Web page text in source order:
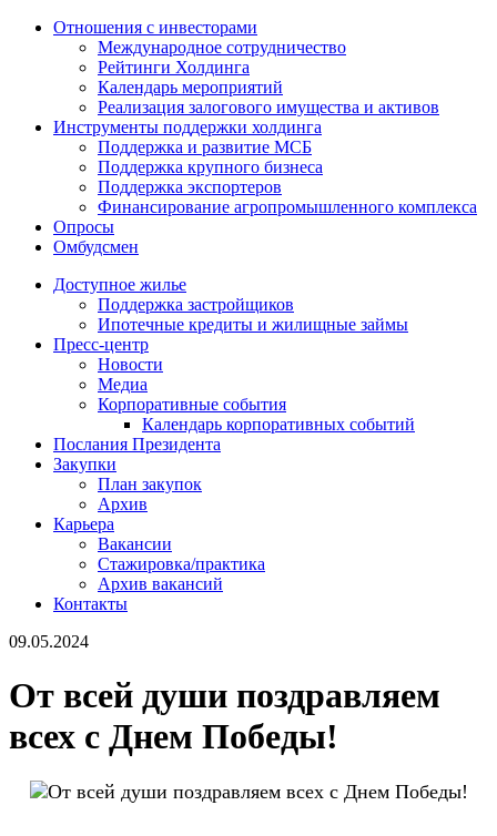
Отношения с инвесторами
Международное сотрудничество
Рейтинги Холдинга
Календарь мероприятий
Реализация залогового имущества и активов
Инструменты поддержки холдинга
Поддержка и развитие МСБ
Поддержка крупного бизнеса
Поддержка экспортеров
Финансирование агропромышленного комплекса
Опросы
Омбудсмен
Доступное жилье
Поддержка застройщиков
Ипотечные кредиты и жилищные займы
Пресс-центр
Новости
Медиа
Корпоративные события
Календарь корпоративных событий
Послания Президента
Закупки
План закупок
Архив
Карьера
Вакансии
Стажировка/практика
Архив вакансий
Контакты
09.05.2024
От всей души поздравляем
всех с Днем Победы!